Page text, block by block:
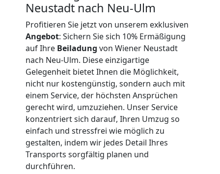
Neustadt nach Neu-Ulm
Profitieren Sie jetzt von unserem exklusiven
Angebot: Sichern Sie sich 10% Ermäßigung
auf Ihre Beiladung von Wiener Neustadt
nach Neu-Ulm. Diese einzigartige
Gelegenheit bietet Ihnen die Möglichkeit,
nicht nur kostengünstig, sondern auch mit
einem Service, der höchsten Ansprüchen
gerecht wird, umzuziehen. Unser Service
konzentriert sich darauf, Ihren Umzug so
einfach und stressfrei wie möglich zu
gestalten, indem wir jedes Detail Ihres
Transports sorgfältig planen und
durchführen.
Wiener
Neustadt
Fernumzug
Wiener
Neustadt